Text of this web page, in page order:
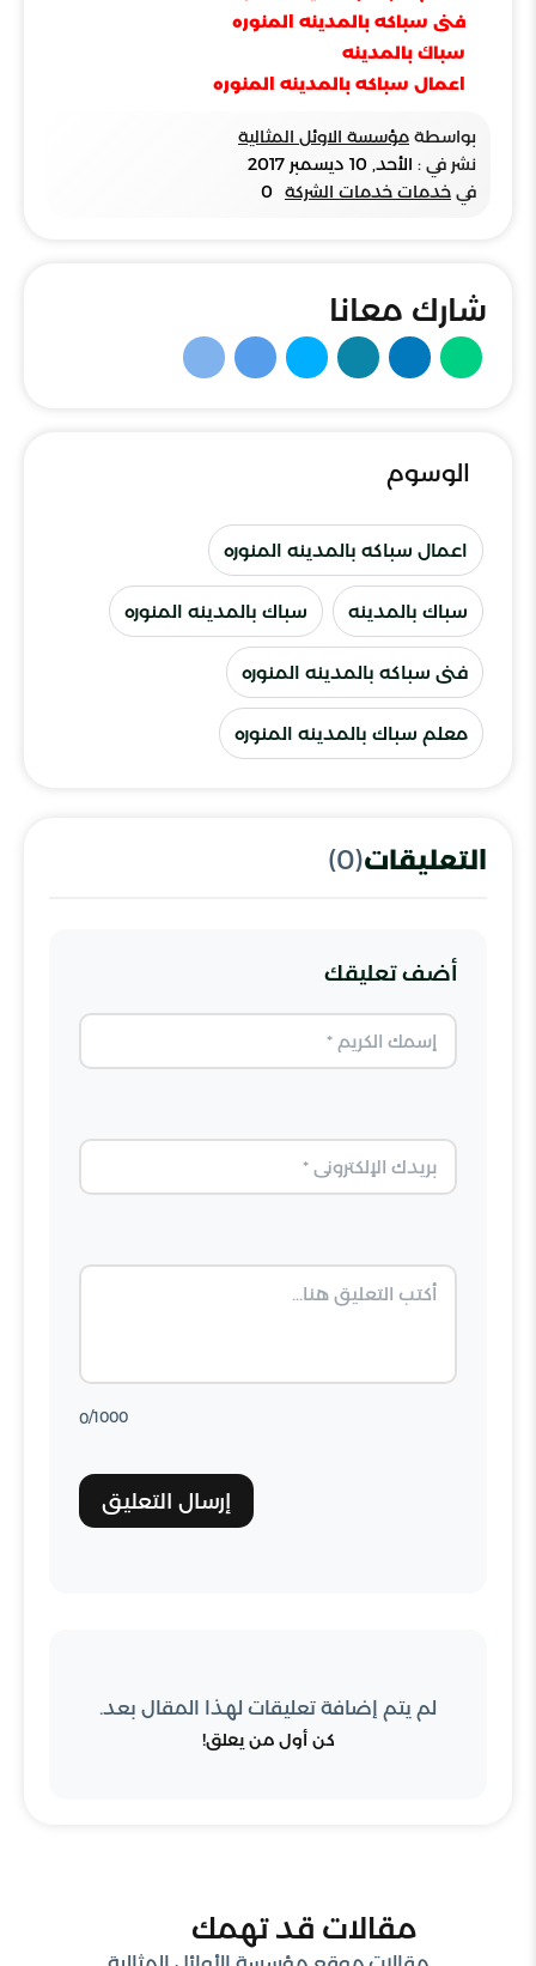
فنى سباكه بالمدينه المنوره
سباك بالمدينه
اعمال سباكه بالمدينه المنوره
بواسطة مؤسسة الاوئل المثالية
نشر في : الأحد, 10 ديسمبر 2017
في خدمات خدمات الشركة 0
شارك معانا
الوسوم
اعمال سباكه بالمدينه المنوره
سباك بالمدينه سباك بالمدينه المنوره
فنى سباكه بالمدينه المنوره
معلم سباك بالمدينه المنوره
التعليقات(0)
أضف تعليقك
الاسم
البريد الإلكتروني
التعليق
0/1000
إرسال التعليق
لم يتم إضافة تعليقات لهذا المقال بعد.
كن أول من يعلق!
مقالات قد تهمك